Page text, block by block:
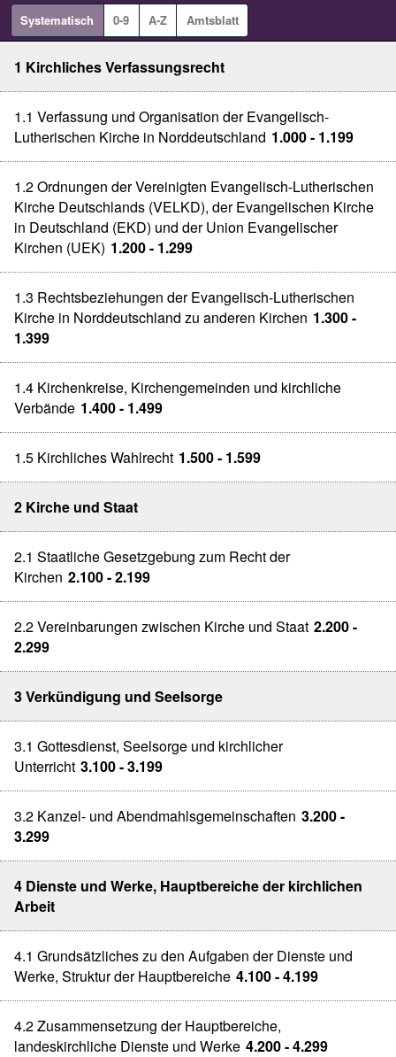
Systematisch 0-9 A-Z Amtsblatt
1 Kirchliches Verfassungsrecht
1.1 Verfassung und Organisation der Evangelisch-
Lutherischen Kirche in Norddeutschland 1.000 - 1.199
1.2 Ordnungen der Vereinigten Evangelisch-Lutherischen
Kirche Deutschlands (VELKD), der Evangelischen Kirche
in Deutschland (EKD) und der Union Evangelischer
Kirchen (UEK) 1.200 - 1.299
1.3 Rechtsbeziehungen der Evangelisch-Lutherischen
Kirche in Norddeutschland zu anderen Kirchen 1.300 -
1.399
1.4 Kirchenkreise, Kirchengemeinden und kirchliche
Verbände 1.400 - 1.499
1.5 Kirchliches Wahlrecht 1.500 - 1.599
2 Kirche und Staat
2.1 Staatliche Gesetzgebung zum Recht der
Kirchen 2.100 - 2.199
2.2 Vereinbarungen zwischen Kirche und Staat 2.200 -
2.299
3 Verkündigung und Seelsorge
3.1 Gottesdienst, Seelsorge und kirchlicher
Unterricht 3.100 - 3.199
3.2 Kanzel- und Abendmahlsgemeinschaften 3.200 -
3.299
4 Dienste und Werke, Hauptbereiche der kirchlichen
Arbeit
4.1 Grundsätzliches zu den Aufgaben der Dienste und
Werke, Struktur der Hauptbereiche 4.100 - 4.199
4.2 Zusammensetzung der Hauptbereiche,
landeskirchliche Dienste und Werke 4.200 - 4.299